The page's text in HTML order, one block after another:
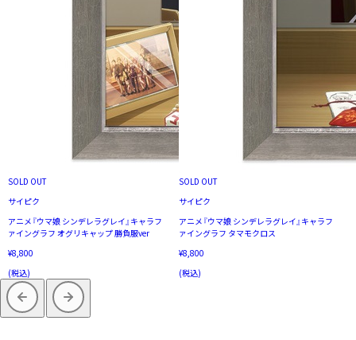
SOLD OUT
サイピク
アニメ『ウマ娘 シンデレラグレイ』キャラフ
ァイングラフ オグリキャップ 勝負服ver
¥8,800
(税込)
SOLD OUT
サイピク
アニメ『ウマ娘 シンデレラグレイ』キャラフ
ァイングラフ タマモクロス
¥8,800
(税込)